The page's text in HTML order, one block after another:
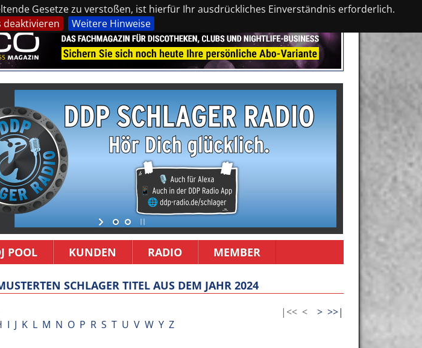
Gesetze zu verstoßen, ist hierfür Ihr ausdrückliches Einverständnis erforderlich.
deaktivieren Weitere Hinweise
POOL KUNDEN RADIO MEMBER
SCHLAGER TITEL AUS DEM JAHR 2024
|<< < > >>|
I J K L M N O P R S T U V W Y Z